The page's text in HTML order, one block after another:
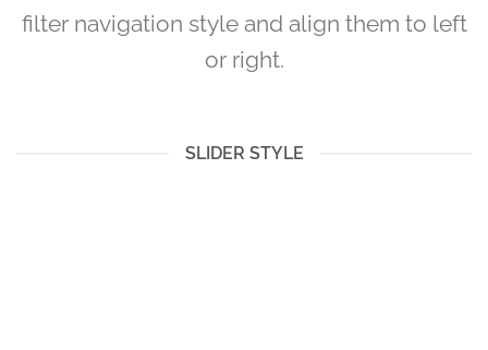
filter navigation style and align them to left
or right.
SLIDER STYLE